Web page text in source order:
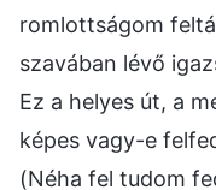
romlottságom
szavában lévő
Ez a helyes út, a
képes vagy-e
(Néha fel tudom